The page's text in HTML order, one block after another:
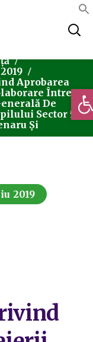
Aprobarea
Între
De
Sector 5,
Și
2019